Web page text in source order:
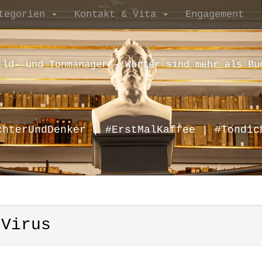
Kontakt & Vita Engagement
und Tonmanager – Wörter sind mehr als
| #ErstMalKaffee |
Virus